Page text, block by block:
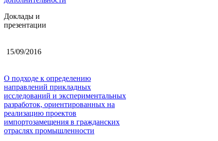
Доклады и
презентации
15/09/2016
О подходе к определению
направлений прикладных
исследований и экспериментальных
разработок, ориентированных на
реализацию проектов
импортозамещения в гражданских
отраслях промышленности